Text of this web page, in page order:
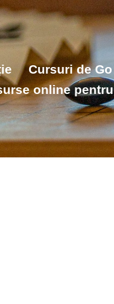
Cursuri de
online